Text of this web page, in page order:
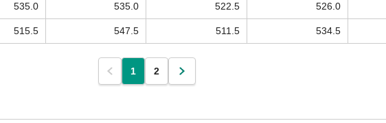
535.0 535.0 522.5 526.0
515.5 547.5 511.5 534.5
1 2